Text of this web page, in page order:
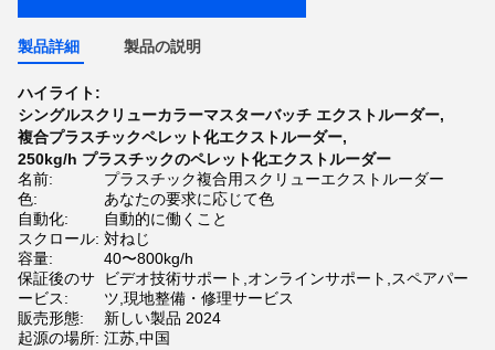
製品詳細 製品の説明
ハイライト:
シングルスクリューカラーマスターバッチ エクストルーダー,
複合プラスチックペレット化エクストルーダー,
250kg/h プラスチックのペレット化エクストルーダー
名前:
プラスチック複合用スクリューエクストルーダー
色:
あなたの要求に応じて色
自動化:
自動的に働くこと
スクロール: 対ねじ
容量:
40〜800kg/h
保証後のサ
ービス:
ビデオ技術サポート,オンラインサポート,スペアパー
ツ,現地整備・修理サービス
販売形態:
新しい製品 2024
起源の場所: 江苏,中国